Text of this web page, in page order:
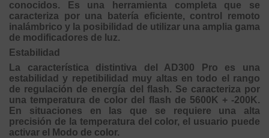
conocidos. Es una herramienta completa que se
caracteriza por una batería eficiente, control remoto
inalámbrico y la posibilidad de utilizar una amplia gama
de modificadores de luz.
Estabilidad
La característica distintiva del AD300 Pro es una
estabilidad y repetibilidad muy altas en todo el rango
de regulación de energía del flash. Se caracteriza por
una temperatura de color del flash de 5600K + -200K.
En situaciones en las que se requiere una alta
precisión de la temperatura del color, el usuario puede
activar el Modo de color.